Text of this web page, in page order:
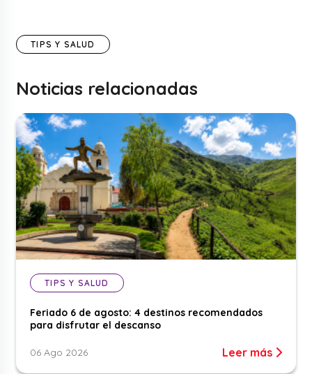
TIPS Y SALUD
Noticias relacionadas
TIPS Y SALUD
Feriado 6 de agosto: 4 destinos recomendados
para disfrutar el descanso
06 Ago 2026 Leer más